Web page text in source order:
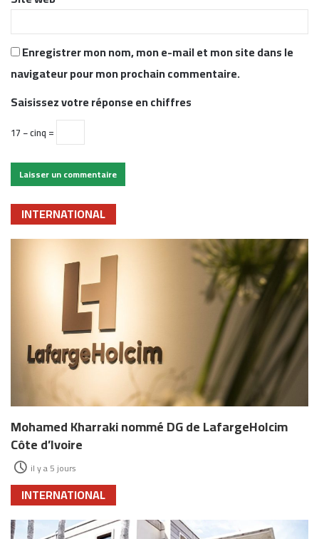
Enregistrer mon nom, mon e-mail et mon site dans le
navigateur pour mon prochain commentaire.
Saisissez votre réponse en chiffres
17 − cinq =
INTERNATIONAL
Mohamed Kharraki nommé DG de LafargeHolcim
Côte d’Ivoire
il y a 5 jours
INTERNATIONAL